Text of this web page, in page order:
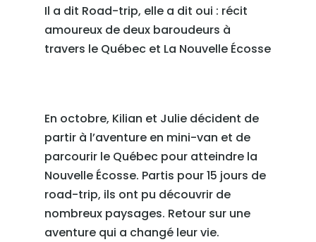
Il a dit Road-trip, elle a dit oui : récit
amoureux de deux baroudeurs à
travers le Québec et La Nouvelle Écosse
En octobre, Kilian et Julie décident de
partir à l’aventure en mini-van et de
parcourir le Québec pour atteindre la
Nouvelle Écosse. Partis pour 15 jours de
road-trip, ils ont pu découvrir de
nombreux paysages. Retour sur une
aventure qui a changé leur vie.